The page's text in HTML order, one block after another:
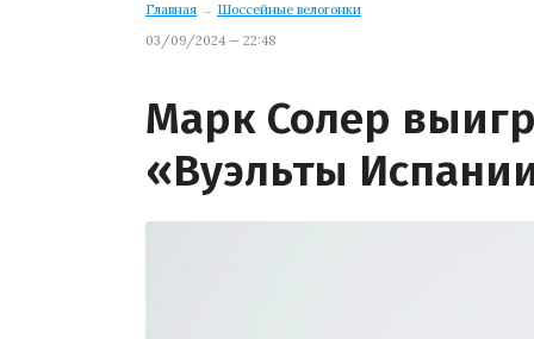
Главная → Шоссейные велогонки
03/09/2024 — 22:48
Марк Солер
«Вуэльты